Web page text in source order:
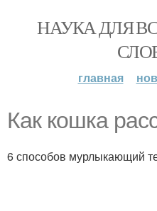
НАУКА ДЛЯ
главная
Как кошка
6 способов мурлыкающий